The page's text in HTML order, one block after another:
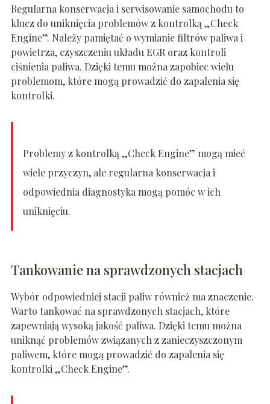
Regularna konserwacja i serwisowanie samochodu to
klucz do uniknięcia problemów z kontrolką „Check
Engine”. Należy pamiętać o wymianie filtrów paliwa i
powietrza, czyszczeniu układu EGR oraz kontroli
ciśnienia paliwa. Dzięki temu można zapobiec wielu
problemom, które mogą prowadzić do zapalenia się
kontrolki.
Problemy z kontrolką „Check Engine” mogą mieć
wiele przyczyn, ale regularna konserwacja i
odpowiednia diagnostyka mogą pomóc w ich
uniknięciu.
Tankowanie na sprawdzonych stacjach
Wybór odpowiedniej stacji paliw również ma znaczenie.
Warto tankować na sprawdzonych stacjach, które
zapewniają wysoką jakość paliwa. Dzięki temu można
uniknąć problemów związanych z zanieczyszczonym
paliwem, które mogą prowadzić do zapalenia się
kontrolki „Check Engine”.